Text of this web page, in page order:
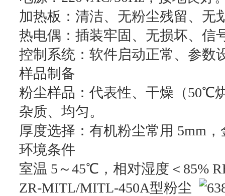
加热板：清洁、无粉尘残留、无
热电偶：插装牢固、无损坏、信
控制系统：软件启动正常、参数
样品制备
粉尘样品：代表性、干燥（50℃
杂质、均匀。
厚度选择：有机粉尘常用 5mm
环境条件
室温 5～45℃，相对湿度＜85%
ZR-MITL/MITL-450A型粉尘